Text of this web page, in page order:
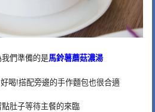
們準備的是馬鈴薯蘑菇濃湯
喝!搭配旁邊的手作麵包也很合適
肚子等待主餐的來臨